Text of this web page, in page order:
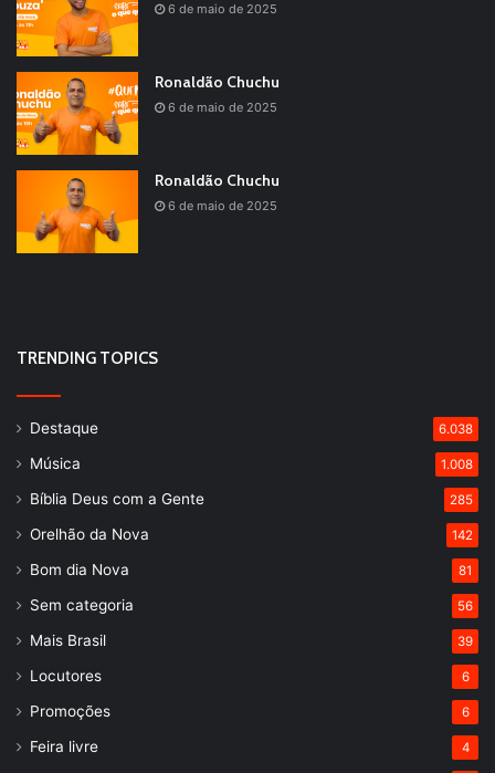
6 de maio de 2025
Ronaldão Chuchu
6 de maio de 2025
Ronaldão Chuchu
6 de maio de 2025
TRENDING TOPICS
Destaque 6.038
Música 1.008
Bíblia Deus com a Gente 285
Orelhão da Nova 142
Bom dia Nova 81
Sem categoria 56
Mais Brasil 39
Locutores 6
Promoções 6
Feira livre 4